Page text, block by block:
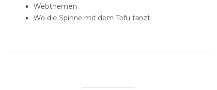
Webthemen
Wo die Spinne mit dem Tofu tanzt